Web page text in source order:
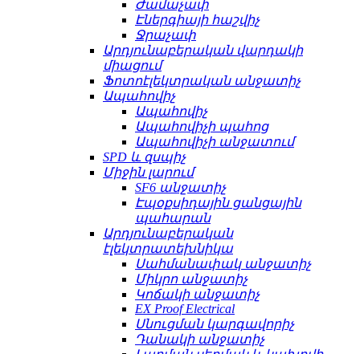
Ժամաչափ
Էներգիայի հաշվիչ
Ջրաչափ
Արդյունաբերական վարդակի
միացում
Ֆոտոէլեկտրական անջատիչ
Ապահովիչ
Ապահովիչ
Ապահովիչի պահոց
Ապահովիչի անջատում
SPD և զսպիչ
Միջին լարում
SF6 անջատիչ
Էպօքսիդային ցանցային
պահարան
Արդյունաբերական
էլեկտրատեխնիկա
Սահմանափակ անջատիչ
Միկրո անջատիչ
Կոճակի անջատիչ
EX Proof Electrical
Սնուցման կարգավորիչ
Դանակի անջատիչ